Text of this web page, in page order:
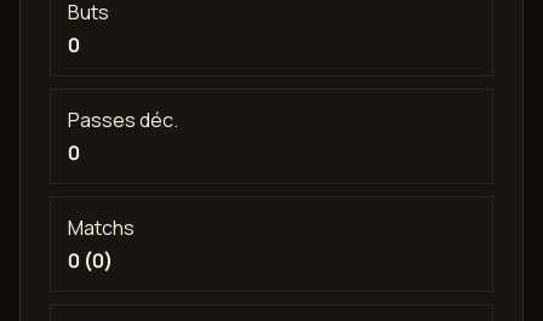
Buts
0
Passes déc.
0
Matchs
0 (0)